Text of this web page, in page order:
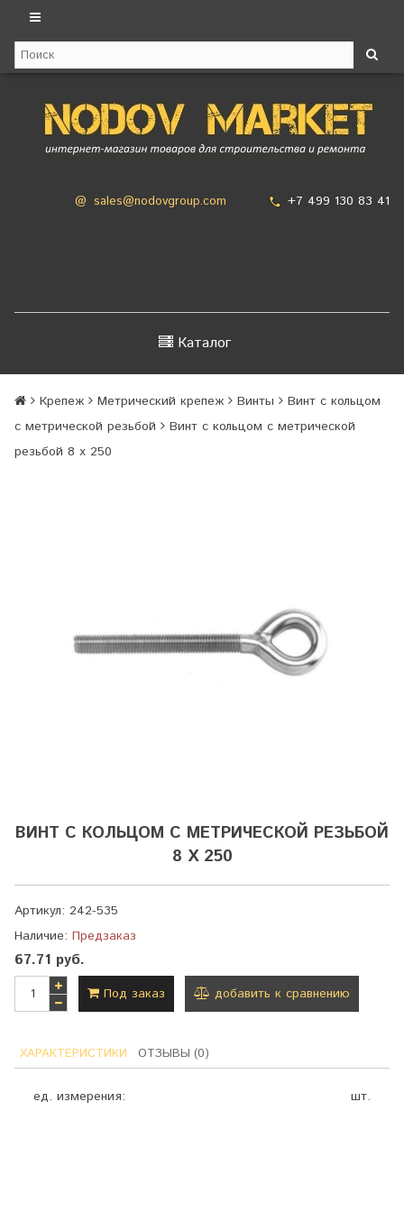
@ sales@nodovgroup.com +7 499 130 83 41
Каталог
Крепеж Метрический крепеж Винты
Винт с кольцом
с метрической резьбой
Винт с кольцом с метрической
резьбой 8 х 250
ВИНТ С КОЛЬЦОМ С МЕТРИЧЕСКОЙ РЕЗЬБОЙ
8 Х 250
Артикул: 242-535
Наличие: Предзаказ
67.71 руб.
Под заказ добавить к сравнению
ХАРАКТЕРИСТИКИ ОТЗЫВЫ (0)
ед. измерения: шт.